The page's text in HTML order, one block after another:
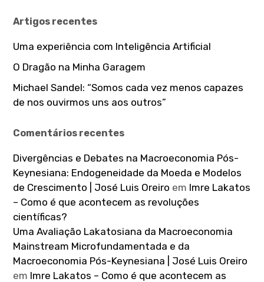
r
a
s
q
i
v
Artigos recentes
Uma experiência com Inteligência Artificial
O Dragão na Minha Garagem
Michael Sandel: “Somos cada vez menos capazes
de nos ouvirmos uns aos outros”
Comentários recentes
Divergências e Debates na Macroeconomia Pós-
Keynesiana: Endogeneidade da Moeda e Modelos
de Crescimento | José Luis Oreiro em Imre Lakatos
– Como é que acontecem as revoluções
científicas?
Uma Avaliação Lakatosiana da Macroeconomia
Mainstream Microfundamentada e da
Macroeconomia Pós-Keynesiana | José Luis Oreiro
em Imre Lakatos – Como é que acontecem as